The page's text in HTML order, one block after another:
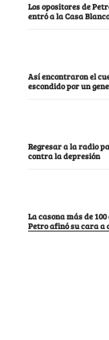
Los opositores de
entró a la Casa
Así encontraron el
escondido por un
Regresar a la radio
contra la depresión
La casona más de
Petro afinó su cara a